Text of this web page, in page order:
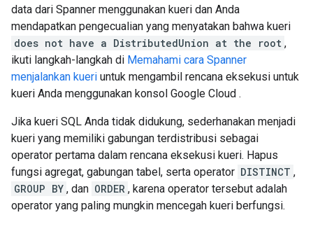
data dari Spanner menggunakan kueri dan Anda
mendapatkan pengecualian yang menyatakan bahwa kueri
does not have a DistributedUnion at the root ,
ikuti langkah-langkah di Memahami cara Spanner
menjalankan kueri untuk mengambil rencana eksekusi untuk
kueri Anda menggunakan konsol Google Cloud .
Jika kueri SQL Anda tidak didukung, sederhanakan menjadi
kueri yang memiliki gabungan terdistribusi sebagai
operator pertama dalam rencana eksekusi kueri. Hapus
fungsi agregat, gabungan tabel, serta operator DISTINCT ,
GROUP BY , dan ORDER , karena operator tersebut adalah
operator yang paling mungkin mencegah kueri berfungsi.